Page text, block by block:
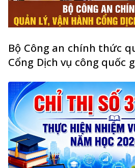
Bộ Công an chính thức
Cổng Dịch vụ công quốc